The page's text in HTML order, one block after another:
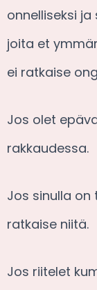
onnelliseksi
joita et
ei ratkaise
Jos olet
rakkaudessa.
Jos sinulla on
ratkaise niitä.
Jos riitelet